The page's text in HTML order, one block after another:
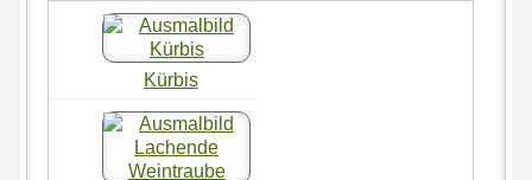
Kürbis